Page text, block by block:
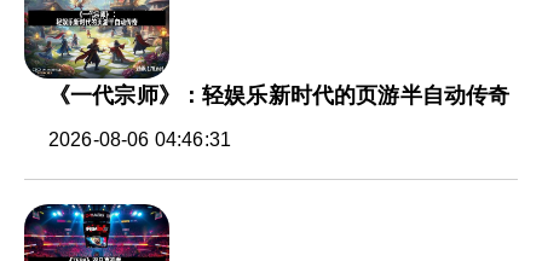
《一代宗师》：轻娱乐新时代的页游半自动传奇
2026-08-06 04:46:31